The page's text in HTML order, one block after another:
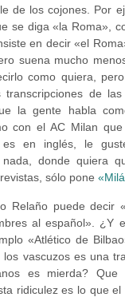
de los cojones. Por
se diga «la Roma»,
en decir «el
suena mucho
como quiera,
transcripciones de las
la gente habla
con el AC Milan
es en inglés, le
donde quiera
sólo pone
Relaño puede decir
al español». ¿Y
«Atlético de
vascuzos es una
es mierda? Que
ridiculez es lo que